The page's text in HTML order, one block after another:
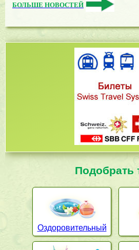
БОЛЬШЕ НОВОСТЕЙ
Подобрать
Оздоровительный